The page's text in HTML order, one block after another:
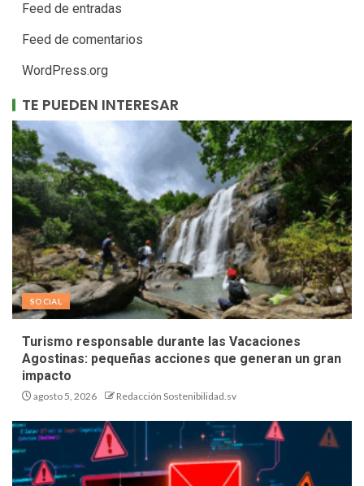
Feed de entradas
Feed de comentarios
WordPress.org
TE PUEDEN INTERESAR
SOCIAL
Turismo responsable durante las Vacaciones
Agostinas: pequeñas acciones que generan un gran
impacto
agosto 5, 2026 Redacción Sostenibilidad.sv